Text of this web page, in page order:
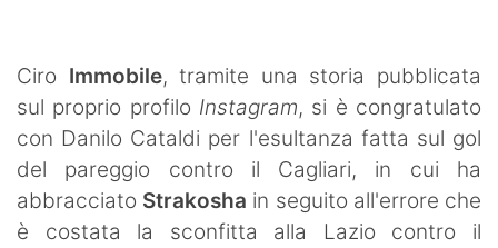
Ciro Immobile, tramite una storia pubblicata
sul proprio profilo Instagram, si è congratulato
con Danilo Cataldi per l'esultanza fatta sul gol
del pareggio contro il Cagliari, in cui ha
abbracciato Strakosha in seguito all'errore che
è costata la sconfitta alla Lazio contro il